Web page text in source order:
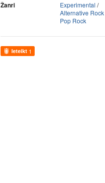
Žanri Experimental /
Alternative Rock
Pop Rock
Ieteikt 1